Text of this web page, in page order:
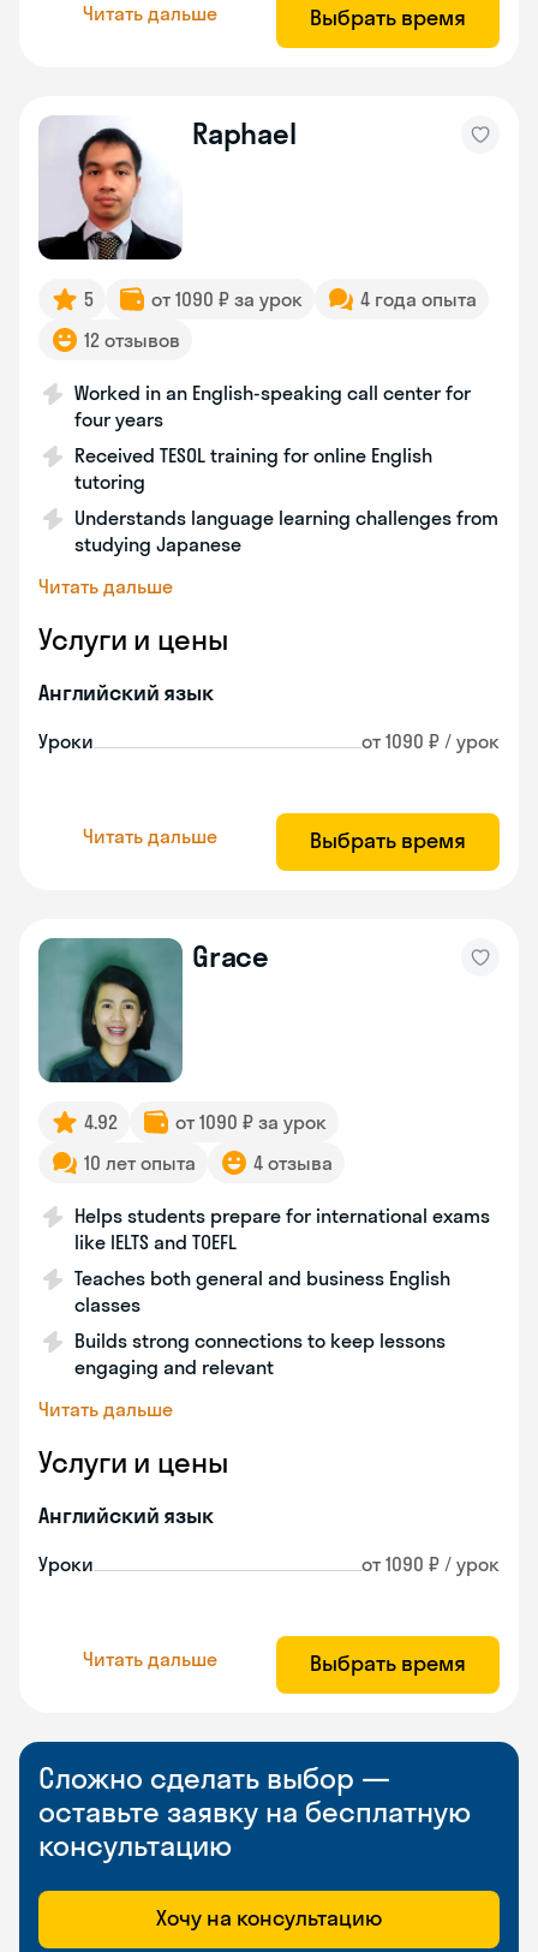
Читать дальше Выбрать время
Raphael
5 от 1090 ₽ за урок
4 года опыта
12 отзывов
Worked in an English-speaking call center for
four years
Received TESOL training for online English
tutoring
Understands language learning challenges from
studying Japanese
Читать дальше
Услуги и цены
Английский язык
Уроки от 1090 ₽ / урок
Читать дальше Выбрать время
Grace
4.92
от 1090 ₽ за урок
10 лет опыта
4 отзыва
Helps students prepare for international exams
like IELTS and TOEFL
Teaches both general and business English
classes
Builds strong connections to keep lessons
engaging and relevant
Читать дальше
Услуги и цены
Английский язык
Уроки от 1090 ₽ / урок
Читать дальше Выбрать время
Сложно сделать выбор —
оставьте заявку на бесплатную
консультацию
Хочу на консультацию